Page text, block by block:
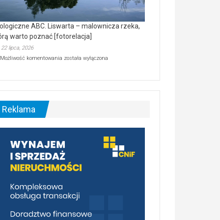
ABC. Liswarta – malownicza rzeka,
warto poznać [fotorelacja]
22 lipca, 2026
Możliwość komentowania Ekologiczne
–
malownicza
[fotorelacja]
została wyłączona
Reklama